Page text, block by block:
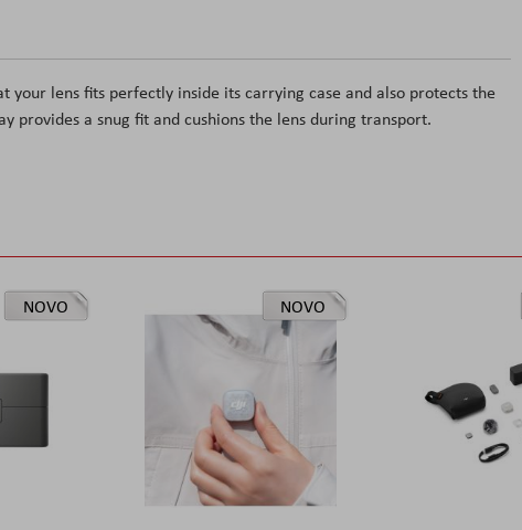
your lens fits perfectly inside its carrying case and also protects the
provides a snug fit and cushions the lens during transport.
NOVO NOVO